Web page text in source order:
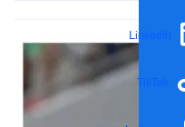
LinkedIn
TikTok